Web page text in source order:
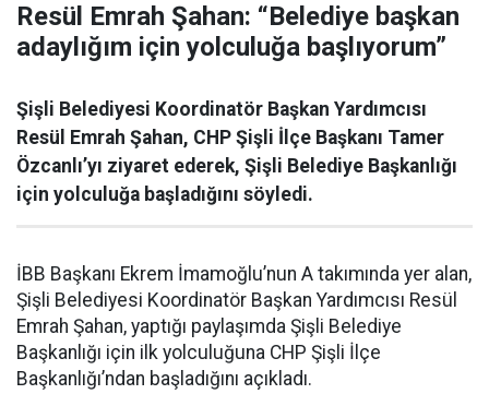
Resül Emrah Şahan: “Belediye başkan
adaylığım için yolculuğa başlıyorum”
Şişli Belediyesi Koordinatör Başkan Yardımcısı
Resül Emrah Şahan, CHP Şişli İlçe Başkanı Tamer
Özcanlı’yı ziyaret ederek, Şişli Belediye Başkanlığı
için yolculuğa başladığını söyledi.
İBB Başkanı Ekrem İmamoğlu’nun A takımında yer alan,
Şişli Belediyesi Koordinatör Başkan Yardımcısı Resül
Emrah Şahan, yaptığı paylaşımda Şişli Belediye
Başkanlığı için ilk yolculuğuna CHP Şişli İlçe
Başkanlığı’ndan başladığını açıkladı.